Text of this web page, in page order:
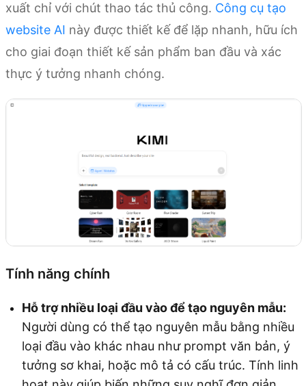
xuất chỉ với chút thao tác thủ công. Công cụ tạo
website AI này được thiết kế để lặp nhanh, hữu ích
cho giai đoạn thiết kế sản phẩm ban đầu và xác
thực ý tưởng nhanh chóng.
Tính năng chính
Hỗ trợ nhiều loại đầu vào để tạo nguyên mẫu:
Người dùng có thể tạo nguyên mẫu bằng nhiều
loại đầu vào khác nhau như prompt văn bản, ý
tưởng sơ khai, hoặc mô tả có cấu trúc. Tính linh